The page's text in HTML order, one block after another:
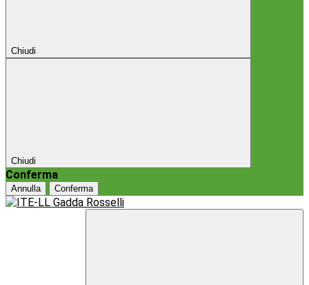
Chiudi
Chiudi
Conferma
Annulla Conferma